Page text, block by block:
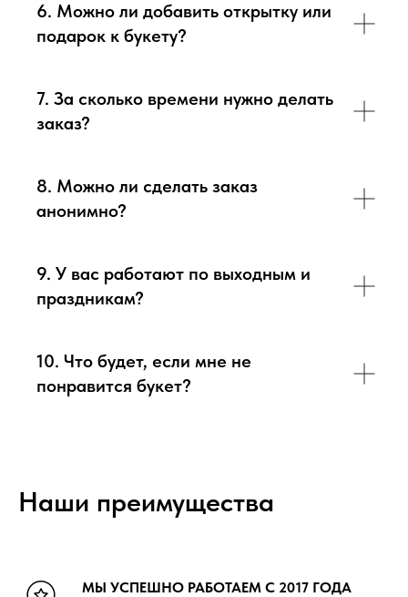
6. Можно ли добавить открытку или
подарок к букету?
7. За сколько времени нужно делать
заказ?
8. Можно ли сделать заказ
анонимно?
9. У вас работают по выходным и
праздникам?
10. Что будет, если мне не
понравится букет?
Наши преимущества
МЫ УСПЕШНО РАБОТАЕМ С 2017 ГОДА